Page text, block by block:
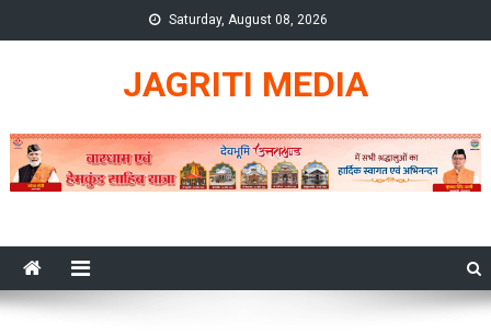
to
Saturday, August 08, 2026
JAGRITI MEDIA